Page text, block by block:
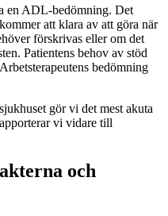
en ADL-bedömning. Det
att klara av att göra när
förskrivas eller om det
Patientens behov av stöd
bedömning
gör vi det mest akuta
vi vidare till
och